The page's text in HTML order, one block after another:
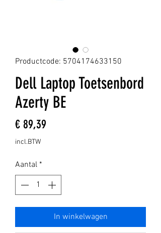
Productcode: 5704174633150
Dell Laptop Toetsenbord
Azerty BE
€ 89,39
incl.BTW
Aantal *
In winkelwagen